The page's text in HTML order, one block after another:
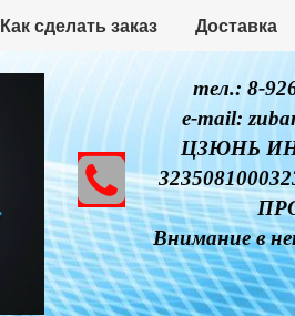
Как сделать заказ Доставка
тел.: 8-
e-mail:
ЦЗЮНЬ
Внимание в